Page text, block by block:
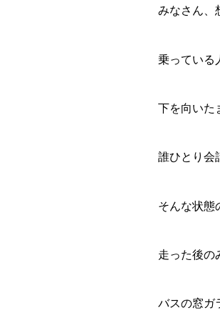
みなさん、
乗っている
下を向いた
誰ひとり会
そんな状態
走った後の
バスの窓ガ